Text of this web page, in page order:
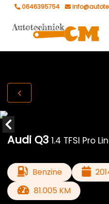
0646395754
Audi Q3 1.4 TFSI Pro
Benzine
81.005 KM